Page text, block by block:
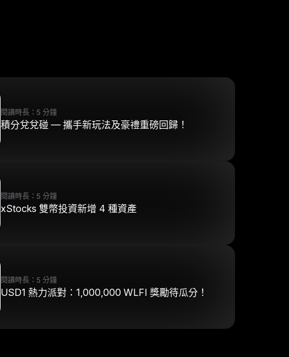
閱讀時長：5 分鐘
積分兌兌碰 — 攜手新玩法及豪禮重磅回歸！
閱讀時長：5 分鐘
xStocks 雙幣投資新增 4 種資產
閱讀時長：5 分鐘
USD1 熱力派對：1,000,000 WLFI 獎勵待瓜分！